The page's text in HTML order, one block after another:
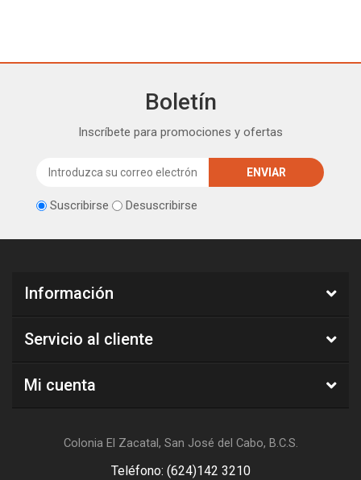
Boletín
Inscríbete para promociones y ofertas
Suscribirse Desuscribirse
Información
Servicio al cliente
Mi cuenta
Colonia El Zacatal, San José del Cabo, B.C.S.
Teléfono: (624)142 3210